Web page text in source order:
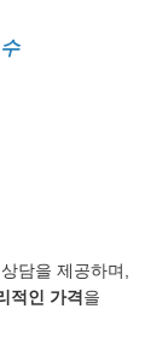
담을 제공하며,
적인 가격 을